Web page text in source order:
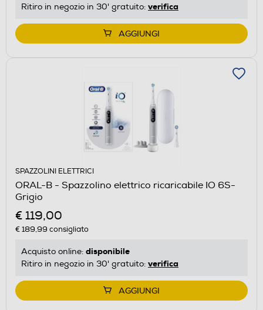
Ritiro in negozio in 30' gratuito: verifica
AGGIUNGI
SPAZZOLINI ELETTRICI
ORAL-B - Spazzolino elettrico ricaricabile IO 6S-
Grigio
€ 119,00
€ 189,99 consigliato
Acquisto online: disponibile
Ritiro in negozio in 30' gratuito: verifica
AGGIUNGI